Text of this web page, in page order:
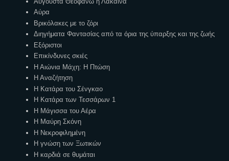
Αύρα
Βρικόλακες με το ζόρι
Διηγήματα Φαντασίας από τα όρια της ύπαρξης και της ζωής
Εξόριστοι
Επικίνδυνες σκιές
Η Αιώνια Μάχη: Η Πτώση
Η Αναζήτηση
Η Κατάρα του Σένγκαο
Η Κατάρα των Τεσσάρων 1
Η Μάγισσα του Αέρα
Η Μαύρη Σκόνη
Η Νεκροφιλημένη
Η γνώση των Ξωτικών
Η καρδιά σε θυμάται